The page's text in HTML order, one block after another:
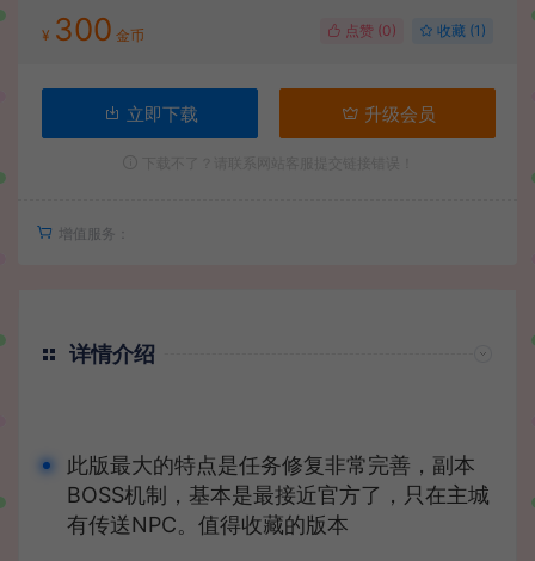
¥ 300 金币 点赞 (0) 收藏 (1)
立即下载 升级会员
增值服务：
详情介绍
此版最大的特点是任务修复非常完善，副本
BOSS机制，基本是最接近官方了，只在主城
有传送NPC。值得收藏的版本